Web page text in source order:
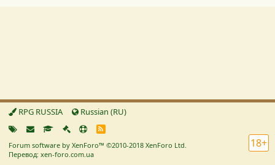
RPG RUSSIA Russian (RU)
R
S
18+
Forum software by XenForo™ ©2010-2018 XenForo Ltd.
Перевод: xen-foro.com.ua